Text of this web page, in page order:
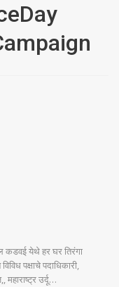
येथे हर घर तिरंगा
पक्षाचे पदाधिकारी,
उर्दू…